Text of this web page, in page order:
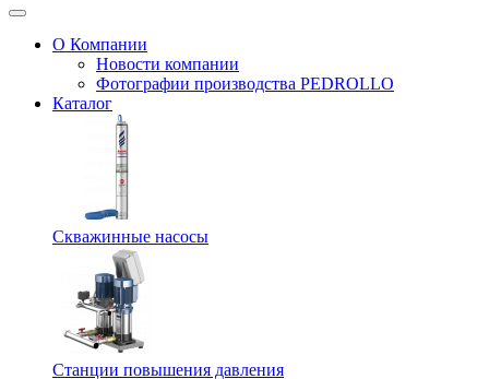
О Компании
Новости компании
Фотографии производства PEDROLLO
Каталог
Скважинные насосы
Станции повышения давления